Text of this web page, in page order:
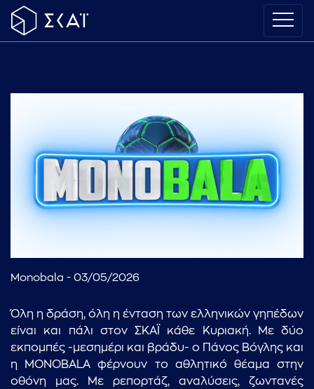
Monobala - 03/05/2026
Όλη η δράση, όλη η ένταση των ελληνικών γηπέδων
είναι και πάλι στον ΣΚΑΪ κάθε Κυριακή. Με δύο
εκπομπές -μεσημέρι και βράδυ- ο Πάνος Βόγλης και
η MONOBALA φέρνουν το αθλητικό θέαμα στην
οθόνη μας. Με ρεπορτάζ, αναλύσεις, ζωντανές